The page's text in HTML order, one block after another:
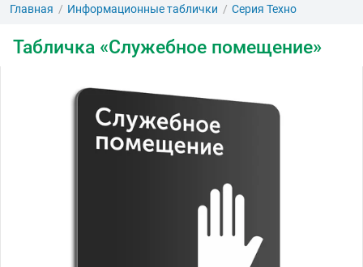
Главная Информационные таблички Серия Техно
Табличка «Служебное помещение»